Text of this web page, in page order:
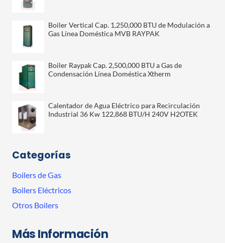
Boiler Vertical Cap. 1,250,000 BTU de Modulación a
Gas Línea Doméstica MVB RAYPAK
Boiler Raypak Cap. 2,500,000 BTU a Gas de
Condensación Línea Doméstica Xtherm
Calentador de Agua Eléctrico para Recirculación
Industrial 36 Kw 122,868 BTU/H 240V H2OTEK
Categorías
Boilers de Gas
Boilers Eléctricos
Otros Boilers
Más Información